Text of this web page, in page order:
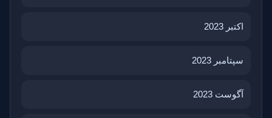
اکتبر 2023
سپتامبر 2023
آگوست 2023